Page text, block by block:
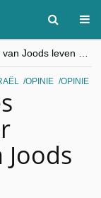
“Besnijdenisdebat toont hoe moeilijk seculiere Westen minderheden begrijpt”, Jinnih Beels (Vooruit)
CITYTRIP | ROEMENIË – Boekarest: de verrassing van Oost-Europa
OPINIE OPINIE